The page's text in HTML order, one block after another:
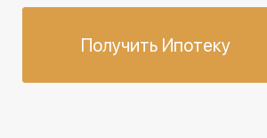
Получить Ипотеку